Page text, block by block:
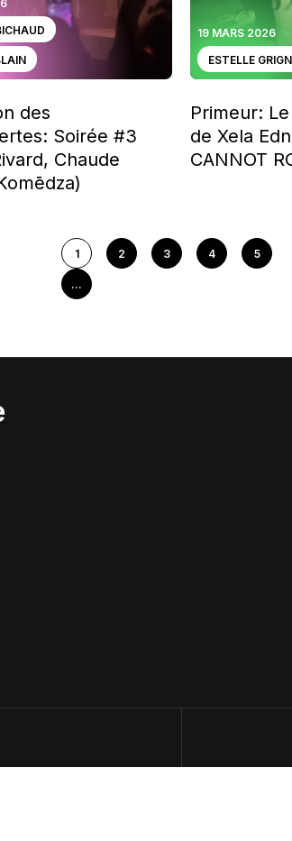
des
Soirée #3
Chaude
19 MARS 2026
ESTELLE
Primeur:
de Xela
CANNOT
1 2 3 4 5
...